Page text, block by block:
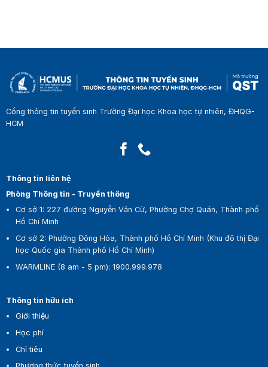
Cổng thông tin tuyển sinh Trường Đại học Khoa học tự nhiên, ĐHQG-
HCM
Thông tin liên hệ
Phòng Thông tin - Truyền thông
Cơ sở 1: 227 đường Nguyễn Văn Cừ, Phường Chợ Quán, Thành phố
Hồ Chí Minh
Cơ sở 2: Phường Đông Hòa, Thành phố Hồ Chí Minh (Khu đô thị Đại
học Quốc gia Thành phố Hồ Chí Minh)
WARMLINE (8 am - 5 pm):1900.999.978
Thông tin hữu ích
Giới thiệu
Học phí
Chỉ tiêu